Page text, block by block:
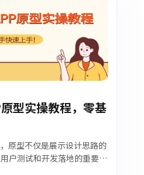
型实操教程，零基
原型不仅是展示设计思路的
户测试和开发落地的重要桥